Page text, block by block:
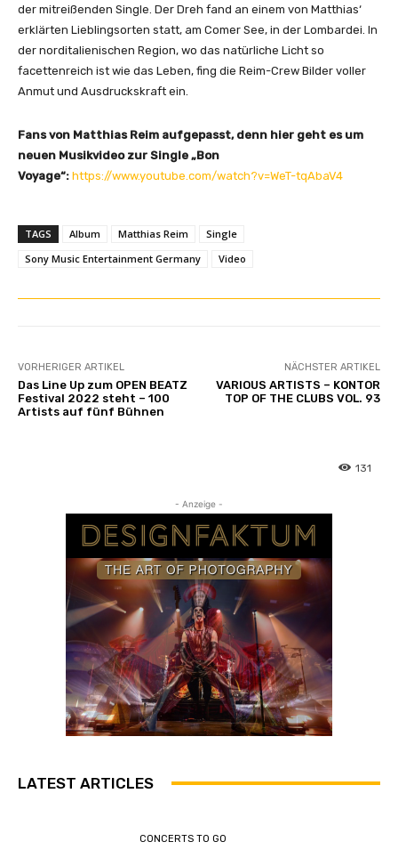
der mitreißenden Single. Der Dreh fand an einem von Matthias‘
erklärten Lieblingsorten statt, am Comer See, in der Lombardei. In
der norditalienischen Region, wo das natürliche Licht so
facettenreich ist wie das Leben, fing die Reim-Crew Bilder voller
Anmut und Ausdruckskraft ein.
Fans von Matthias Reim aufgepasst, denn hier geht es um
neuen Musikvideo zur Single „Bon
Voyage“: https://www.youtube.com/watch?v=WeT-tqAbaV4
TAGS Album Matthias Reim
Single
Sony Music Entertainment Germany
Video
VORHERIGER ARTIKEL
Das Line Up zum OPEN BEATZ
Festival 2022 steht – 100
Artists auf fünf Bühnen
NÄCHSTER ARTIKEL
VARIOUS ARTISTS – KONTOR
TOP OF THE CLUBS VOL. 93
131
- Anzeige -
LATEST ARTICLES
CONCERTS TO GO